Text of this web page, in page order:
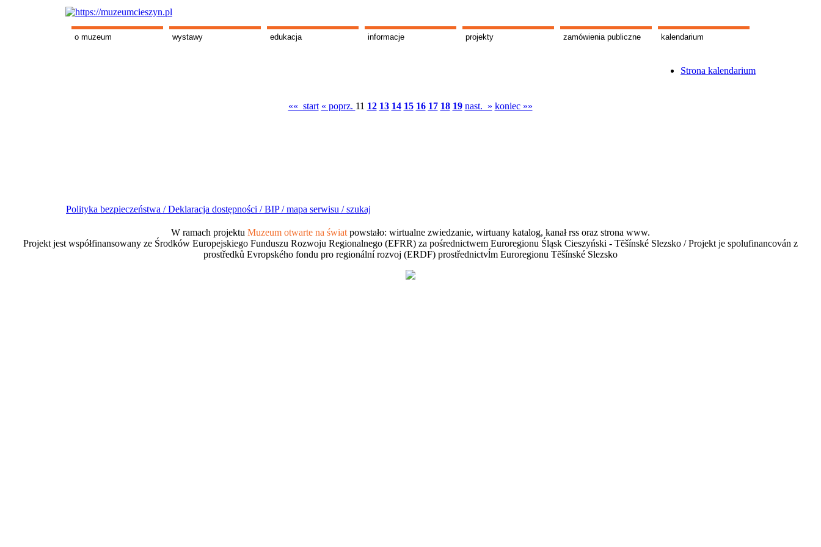
o muzeum wystawy edukacja informacje projekty zamówienia publiczne kalendarium
Strona kalendarium
«« start « poprz. 11 12 13 14 15 16 17 18 19 nast. » koniec »»
Polityka bezpieczeństwa /Deklaracja dostępności /BIP /mapa serwisu /szukaj
W ramach projektu Muzeum otwarte na świat powstało: wirtualne zwiedzanie, wirtuany katalog, kanał rss oraz strona www.
Projekt jest współfinansowany ze Środków Europejskiego Funduszu Rozwoju Regionalnego (EFRR) za pośrednictwem Euroregionu Śląsk Cieszyński - Tĕšínské Slezsko / Projekt je spolufinancován z
prostředků Evropského fondu pro regionální rozvoj (ERDF) prostřednictvĺm Euroregionu Tĕšínské Slezsko